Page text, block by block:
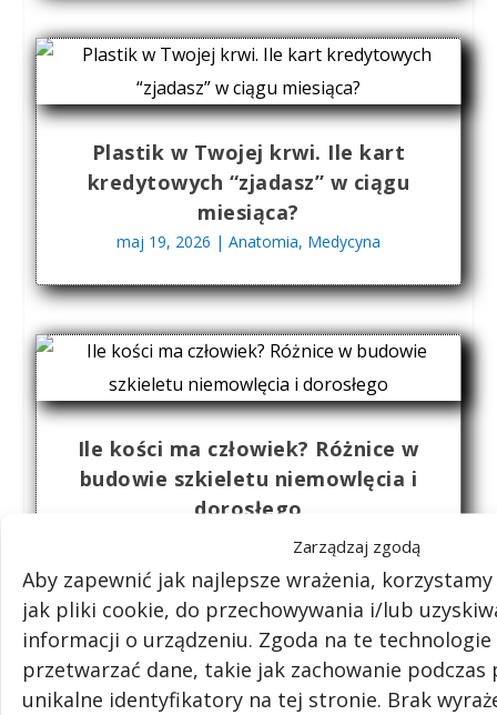
Zarządzaj zgodą
Aby zapewnić jak najlepsze wrażenia,
jak pliki cookie, do przechowywania i/lub
informacji o urządzeniu. Zgoda na te
przetwarzać dane, takie jak zachowanie
unikalne identyfikatory na tej stronie. Brak
Plastik w Twojej krwi. Ile kart
kredytowych “zjadasz” w ciągu
miesiąca?
maj 19, 2026 | Anatomia, Medycyna
Ile kości ma człowiek? Różnice w
budowie szkieletu niemowlęcia i
dorosłego
Anatomia, Medycyna